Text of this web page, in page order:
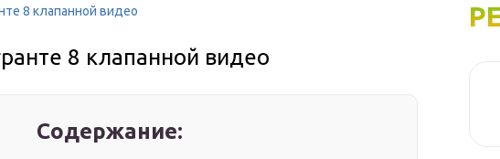
8 клапанной видео
8 клапанной видео
Содержание: